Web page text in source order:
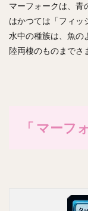
マーフォークは、青
はかつては「フィッ
水中の種族は、魚の
陸両棲のものまでさ
「 マーフ